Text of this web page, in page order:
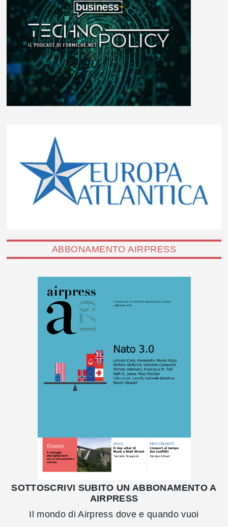
ABBONAMENTO AIRPRESS
SOTTOSCRIVI SUBITO UN ABBONAMENTO A
AIRPRESS
Il mondo di Airpress dove e quando vuoi